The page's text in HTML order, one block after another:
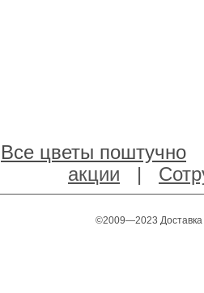
Все цветы поштучно
акции |
©2009—2023 Доставка